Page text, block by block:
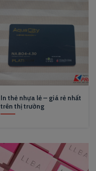
In thẻ nhựa lẻ – giá rẻ nhất
trên thị trường